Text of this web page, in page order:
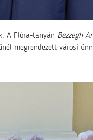
A Flóra-tanyán Bezzegh
megrendezett városi